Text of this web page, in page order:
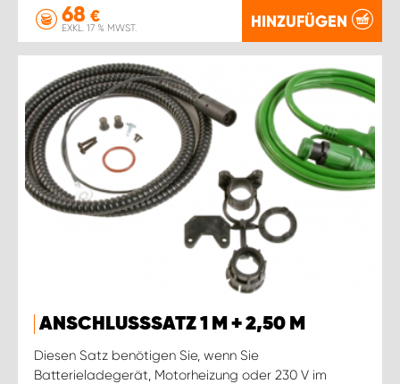
68 €
EXKL. 17 % MWST. HINZUFÜGEN
ANSCHLUSSSATZ 1 M + 2,50 M
Diesen Satz benötigen Sie, wenn Sie
Batterieladegerät, Motorheizung oder 230 V im